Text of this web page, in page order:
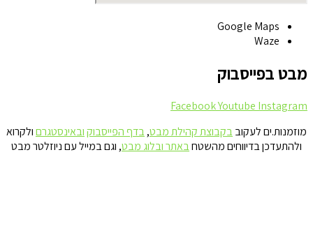
Google Maps
Waze
מבט בפייסבוק
FacebookYoutube Instagram
מוזמנות.ים לעקובבקבוצת קהילת מבט,בדף הפייסבוקובאינסטגרםולקרוא
ולהתעדכן בדיווחים מהשטחבאתר ובלוג מבט, וגם במייל עם ניוזלטר מבט